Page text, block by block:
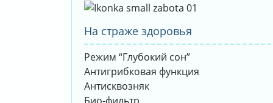
На страже здоровья
Режим “Глубокий сон”
Антигрибковая функция
Антисквозняк